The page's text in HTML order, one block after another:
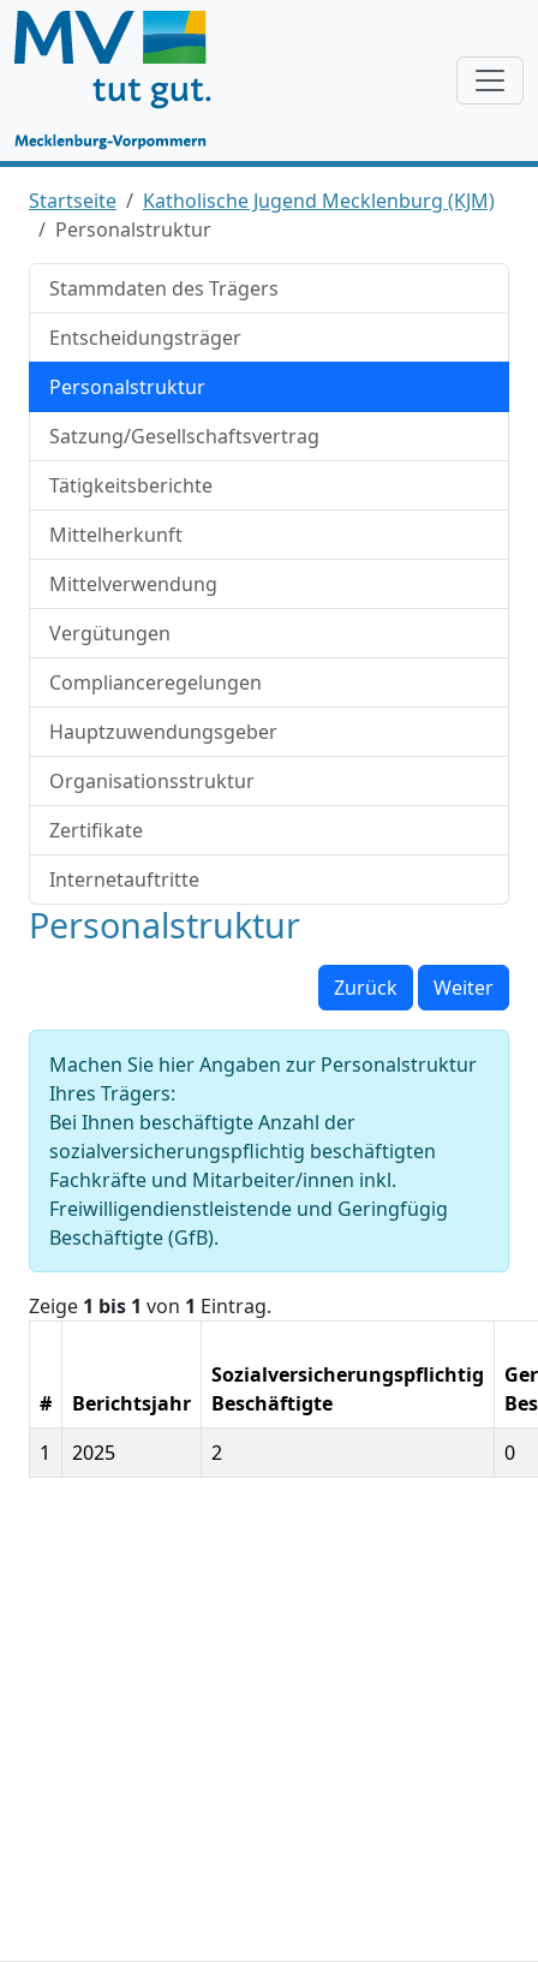
Startseite
Katholische Jugend Mecklenburg (KJM)
Personalstruktur
Stammdaten des Trägers
Entscheidungsträger
Personalstruktur
Satzung/Gesellschaftsvertrag
Tätigkeitsberichte
Mittelherkunft
Mittelverwendung
Vergütungen
Complianceregelungen
Hauptzuwendungsgeber
Organisationsstruktur
Zertifikate
Internetauftritte
Personalstruktur
Zurück Weiter
Machen Sie hier Angaben zur Personalstruktur
Ihres Trägers:
Bei Ihnen beschäftigte Anzahl der
sozialversicherungspflichtig beschäftigten
Fachkräfte und Mitarbeiter/innen inkl.
Freiwilligendienstleistende und Geringfügig
Beschäftigte (GfB).
Zeige 1 bis 1 von 1 Eintrag.
# Berichtsjahr
Sozialversicherungspflichtig
Beschäftigte
1
2025 2 0